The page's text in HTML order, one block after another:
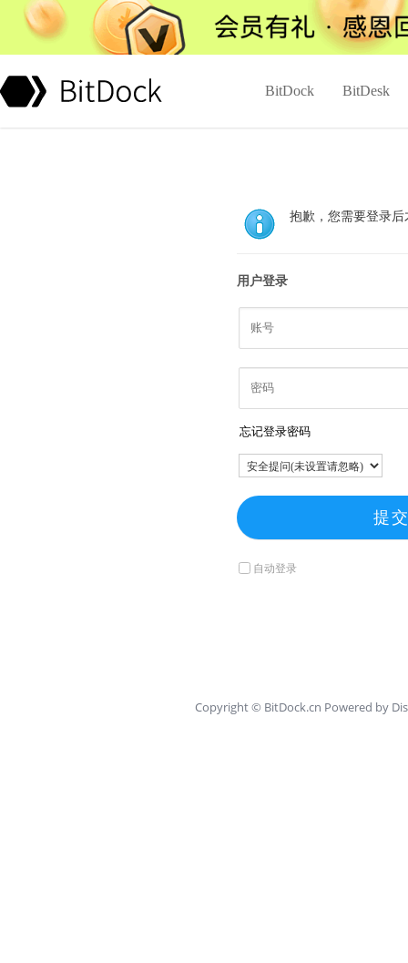
BitDock BitDesk
抱歉，您需要登录后
用户登录
忘记登录密码
提
自动登录
Copyright © BitDock.cn Powered by